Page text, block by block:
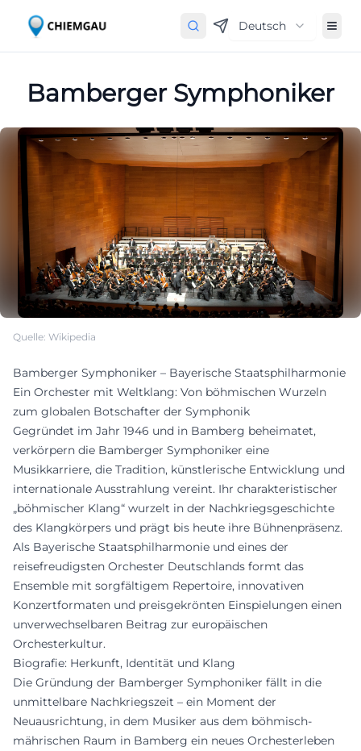
Deutsch
Bamberger Symphoniker
Quelle: Wikipedia
Bamberger Symphoniker – Bayerische Staatsphilharmonie
Ein Orchester mit Weltklang: Von böhmischen Wurzeln
zum globalen Botschafter der Symphonik
Gegründet im Jahr 1946 und in Bamberg beheimatet,
verkörpern die Bamberger Symphoniker eine
Musikkarriere, die Tradition, künstlerische Entwicklung und
internationale Ausstrahlung vereint. Ihr charakteristischer
„böhmischer Klang“ wurzelt in der Nachkriegsgeschichte
des Klangkörpers und prägt bis heute ihre Bühnenpräsenz.
Als Bayerische Staatsphilharmonie und eines der
reisefreudigsten Orchester Deutschlands formt das
Ensemble mit sorgfältigem Repertoire, innovativen
Konzertformaten und preisgekrönten Einspielungen einen
unverwechselbaren Beitrag zur europäischen
Orchesterkultur.
Biografie: Herkunft, Identität und Klang
Die Gründung der Bamberger Symphoniker fällt in die
unmittelbare Nachkriegszeit – ein Moment der
Neuausrichtung, in dem Musiker aus dem böhmisch-
mährischen Raum in Bamberg ein neues Orchesterleben